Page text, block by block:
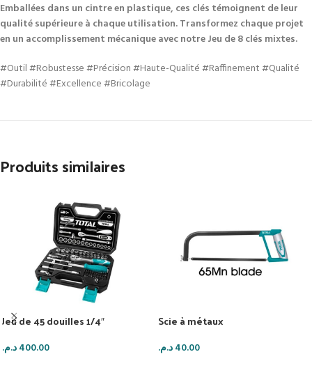
Emballées dans un cintre en plastique, ces clés témoignent de leur
qualité supérieure à chaque utilisation. Transformez chaque projet
en un accomplissement mécanique avec notre Jeu de 8 clés mixtes.
#Outil #Robustesse #Précision #Haute-Qualité #Raffinement #Qualité
#Durabilité #Excellence #Bricolage
Produits similaires
Jeu de 45 douilles 1/4″
400.00د.م.
Scie à métaux
40.00د.م.